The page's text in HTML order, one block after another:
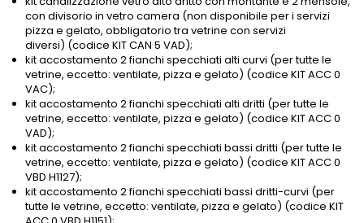
con divisorio in vetro camera (non disponibile per i servizi
pizza e gelato, obbligatorio tra vetrine con servizi
diversi) (codice KIT CAN 5 VAD);
kit accostamento 2 fianchi specchiati alti curvi (per tutte le
vetrine, eccetto: ventilate, pizza e gelato) (codice KIT ACC 0
VAC);
kit accostamento 2 fianchi specchiati alti dritti (per tutte le
vetrine, eccetto: ventilate, pizza e gelato) (codice KIT ACC 0
VAD);
kit accostamento 2 fianchi specchiati bassi dritti (per tutte le
vetrine, eccetto: ventilate, pizza e gelato) (codice KIT ACC 0
VBD H1127);
kit accostamento 2 fianchi specchiati bassi dritti-curvi (per
tutte le vetrine, eccetto: ventilate, pizza e gelato) (codice KIT